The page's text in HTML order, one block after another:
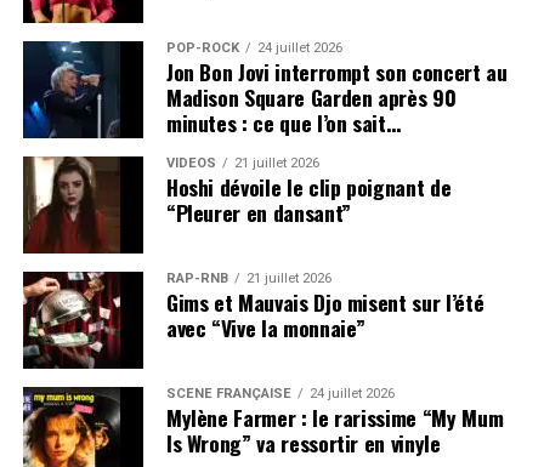
POP-ROCK 24 juillet 2026
Jon Bon Jovi interrompt son concert au
Madison Square Garden après 90
minutes : ce que l’on sait…
VIDEOS 21 juillet 2026
Hoshi dévoile le clip poignant de
“Pleurer en dansant”
RAP-RNB 21 juillet 2026
Gims et Mauvais Djo misent sur l’été
avec “Vive la monnaie”
SCÈNE FRANÇAISE 24 juillet 2026
Mylène Farmer : le rarissime “My Mum
Is Wrong” va ressortir en vinyle